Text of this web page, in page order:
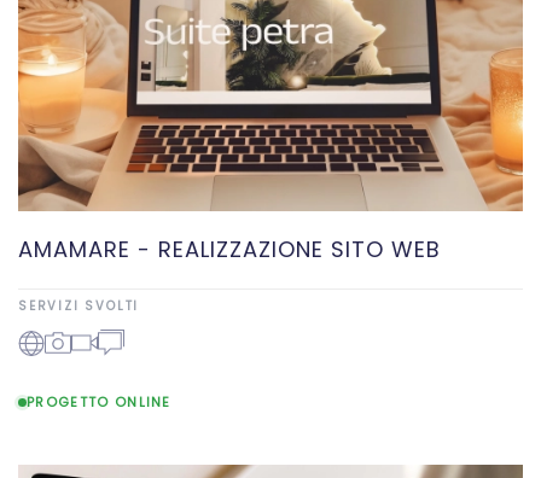
AMAMARE - REALIZZAZIONE SITO WEB
SERVIZI SVOLTI
PROGETTO ONLINE